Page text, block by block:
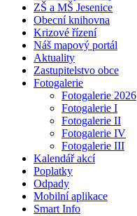
ZŠ a MŠ Jesenice
Obecní knihovna
Krizové řízení
Náš mapový portál
Aktuality
Zastupitelstvo obce
Fotogalerie
Fotogalerie 2026
Fotogalerie I
Fotogalerie II
Fotogalerie IV
Fotogalerie III
Kalendář akcí
Poplatky
Odpady
Mobilní aplikace
Smart Info